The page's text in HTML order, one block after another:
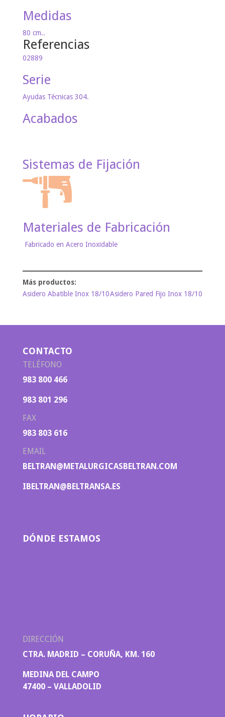
Medidas
80 cm..
Referencias
02889
Serie
Ayudas Técnicas 304.
Acabados
Sistemas de Fijación
Materiales de Fabricación
Fabricado en Acero Inoxidable
Asidero Abatible Inox 18/10Asidero Pared Fijo Inox 18/10
CONTACTO
TELÉFONO
983 800 466
983 801 296
FAX
983 803 616
EMAIL
BELTRAN@METALURGICASBELTRAN.COM
IBELTRAN@BELTRANSA.ES
DÓNDE ESTAMOS
DIRECCIÓN
CTRA. MADRID – CORUÑA, KM. 160
MEDINA DEL CAMPO
47400 – VALLADOLID